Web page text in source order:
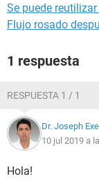
Se puede
Flujo rosado
1 respuesta
RESPUESTA 1 / 1
Dr. Joseph
10 jul 2019 a
Hola!